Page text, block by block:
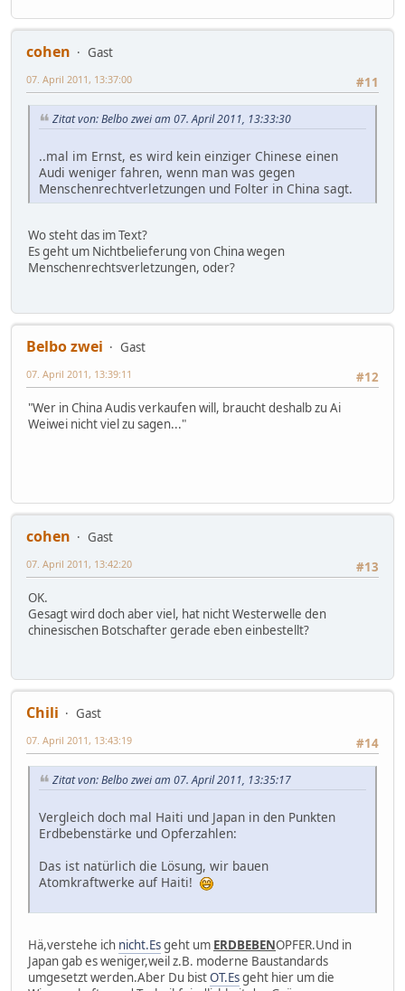
cohen
Gast
#11
07. April 2011, 13:37:00
Zitat von: Belbo zwei am 07. April 2011, 13:33:30
..mal im Ernst, es wird kein einziger Chinese einen
Audi weniger fahren, wenn man was gegen
Menschenrechtverletzungen und Folter in China sagt.
Wo steht das im Text?
Es geht um Nichtbelieferung von China wegen
Menschenrechtsverletzungen, oder?
Belbo zwei
Gast
#12
07. April 2011, 13:39:11
"Wer in China Audis verkaufen will, braucht deshalb zu Ai
Weiwei nicht viel zu sagen..."
cohen
Gast
#13
07. April 2011, 13:42:20
OK.
Gesagt wird doch aber viel, hat nicht Westerwelle den
chinesischen Botschafter gerade eben einbestellt?
Chili
Gast
#14
07. April 2011, 13:43:19
Zitat von: Belbo zwei am 07. April 2011, 13:35:17
Vergleich doch mal Haiti und Japan in den Punkten
Erdbebenstärke und Opferzahlen:
Das ist natürlich die Lösung, wir bauen
Atomkraftwerke auf Haiti!
Hä,verstehe ich nicht.Esgeht um ERDBEBENOPFER.Und in
Japan gab es weniger,weil z.B. moderne Baustandards
umgesetzt werden.Aber Du bistOT.Esgeht hier um die